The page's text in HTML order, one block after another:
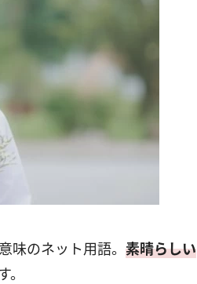
味のネット用語。 素晴らしい
。